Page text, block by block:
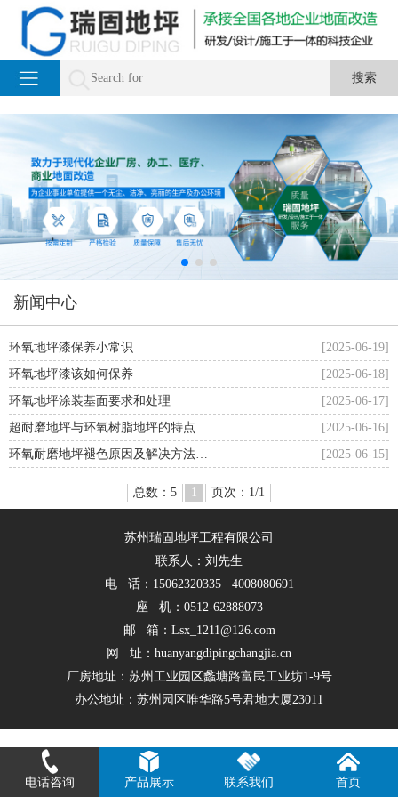
新闻中心
[2025-06-19]
环氧地坪漆保养小常识
[2025-06-18]
环氧地坪漆该如何保养
[2025-06-17]
环氧地坪涂装基面要求和处理
[2025-06-16]
超耐磨地坪与环氧树脂地坪的特点…
[2025-06-15]
环氧耐磨地坪褪色原因及解决方法…
总数：5 1 页次：1/1
苏州瑞固地坪工程有限公司
联系人：刘先生
电 话：15062320335 4008080691
座 机：0512-62888073
邮 箱：Lsx_1211@126.com
网 址：huanyangdipingchangjia.cn
厂房地址：苏州工业园区蠡塘路富民工业坊1-9号
办公地址：苏州园区唯华路5号君地大厦23011
电话咨询 产品展示 联系我们 首页